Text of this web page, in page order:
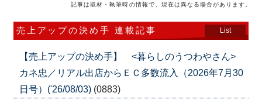
記事は取材・執筆時の情報で、現在は異なる場合があります。
売上アップの決め手 連載記事 List
【売上アップの決め手】 <暮らしのうつわやさん>
カネ忠／リアル出店からＥＣ多数流入（2026年7月30
日号）('26/08/03) (0883)